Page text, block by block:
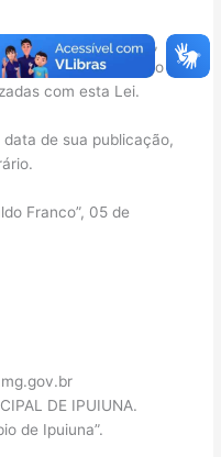
municipais,
de 2024, quando
com esta Lei.
de sua publicação,
Franco”, 05 de
DE IPUIUNA.
de Ipuiuna”.